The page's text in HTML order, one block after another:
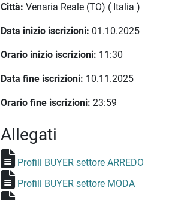
Città: Venaria Reale (TO) ( Italia )
Data inizio iscrizioni: 01.10.2025
Orario inizio iscrizioni: 11:30
Data fine iscrizioni: 10.11.2025
Orario fine iscrizioni: 23:59
Allegati
Profili BUYER settore ARREDO
Profili BUYER settore MODA